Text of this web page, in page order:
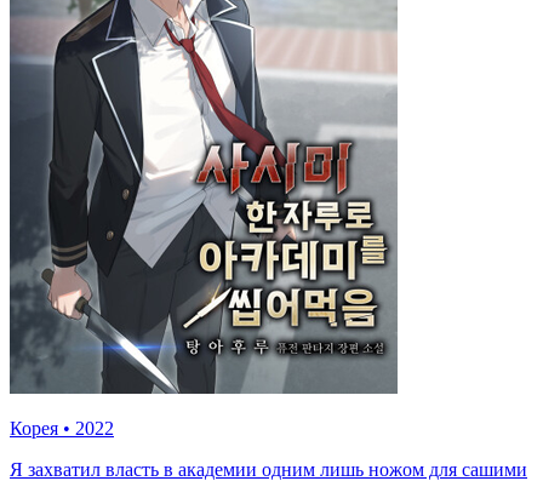
Корея • 2022
Я захватил власть в академии одним лишь ножом для сашими